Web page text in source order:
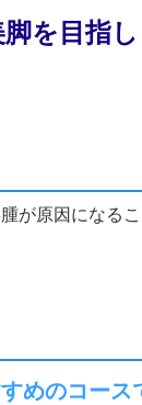
を目指し
が原因になる
めのコース